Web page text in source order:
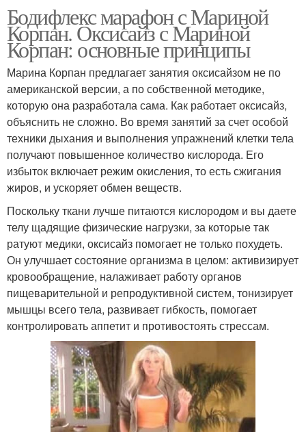
Бодифлекс марафон с Мариной
Корпан. Оксисайз с Мариной
Корпан: основные принципы
Марина Корпан предлагает занятия оксисайзом не по
американской версии, а по собственной методике,
которую она разработала сама. Как работает оксисайз,
объяснить не сложно. Во время занятий за счет особой
техники дыхания и выполнения упражнений клетки тела
получают повышенное количество кислорода. Его
избыток включает режим окисления, то есть сжигания
жиров, и ускоряет обмен веществ.
Поскольку ткани лучше питаются кислородом и вы даете
телу щадящие физические нагрузки, за которые так
ратуют медики, оксисайз помогает не только похудеть.
Он улучшает состояние организма в целом: активизирует
кровообращение, налаживает работу органов
пищеварительной и репродуктивной систем, тонизирует
мышцы всего тела, развивает гибкость, помогает
контролировать аппетит и противостоять стрессам.